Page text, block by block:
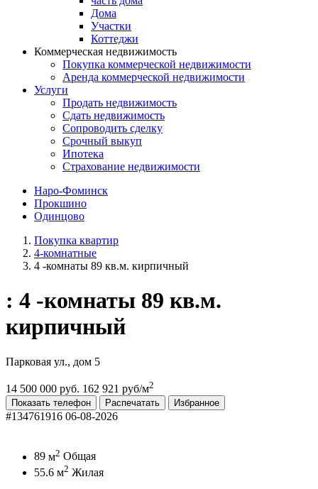
Дома
Участки
Коттеджи
Коммерческая недвижимость
Покупка коммерческой недвижимости
Аренда коммерческой недвижимости
Услуги
Продать недвижимость
Сдать недвижимость
Сопроводить сделку
Срочный выкуп
Ипотека
Страхование недвижимости
Наро-Фоминск
Прокшино
Одинцово
Покупка квартир
4-комнатные
4 -комнаты 89 кв.м. кирпичный
: 4 -комнаты 89 кв.м.
кирпичный
Парковая ул., дом 5
14 500 000 руб. 162 921 руб/м2
Показать телефон
Распечатать Избранное
#134761916 06-08-2026
89 м2 Общая
55.6 м2 Жилая